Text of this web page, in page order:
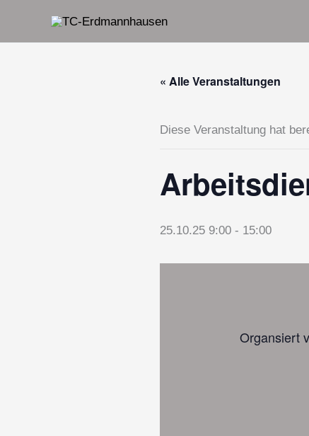
« Alle Veranstaltungen
Diese Veranstaltung hat
25.10.25 9:00- 15:00
Organsiert